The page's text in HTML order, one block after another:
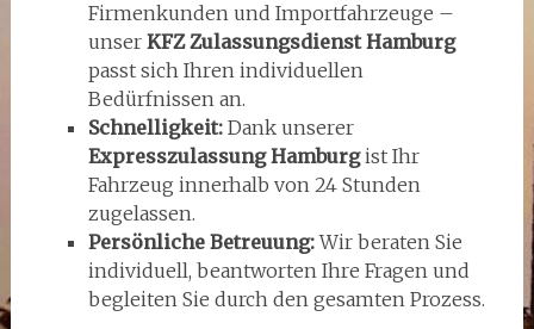
Firmenkunden und Importfahrzeuge –
unser KFZ Zulassungsdienst Hamburg
passt sich Ihren individuellen
Bedürfnissen an.
Schnelligkeit:Dank unserer
Expresszulassung Hamburgist Ihr
Fahrzeug innerhalb von 24 Stunden
zugelassen.
Persönliche Betreuung:Wir beraten Sie
individuell, beantworten Ihre Fragen und
begleiten Sie durch den gesamten Prozess.